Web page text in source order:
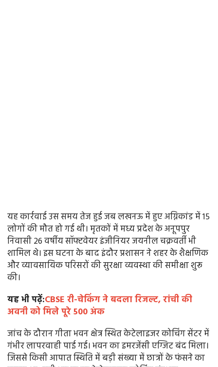
यह कार्रवाई उस समय तेज हुई जब लखनऊ में हुए अग्निकांड में 15
लोगों की मौत हो गई थी। मृतकों में मध्य प्रदेश के अनूपपुर
निवासी 26 वर्षीय सॉफ्टवेयर इंजीनियर जयनील चक्रवर्ती भी
शामिल थे। इस घटना के बाद इंदौर प्रशासन ने शहर के शैक्षणिक
और व्यावसायिक परिसरों की सुरक्षा व्यवस्था की समीक्षा शुरू
की।
यह भी पढ़ें:CBSE री-चेकिंग ने बदला रिजल्ट, रांची की
अवनी को मिले पूरे 500 अंक
जांच के दौरान गीता भवन क्षेत्र स्थित केटेलाइजर कोचिंग सेंटर में
गंभीर लापरवाही पाई गई। भवन का इमरजेंसी एग्जिट बंद मिला।
जिससे किसी आपात स्थिति में बड़ी संख्या में छात्रों के फंसने का